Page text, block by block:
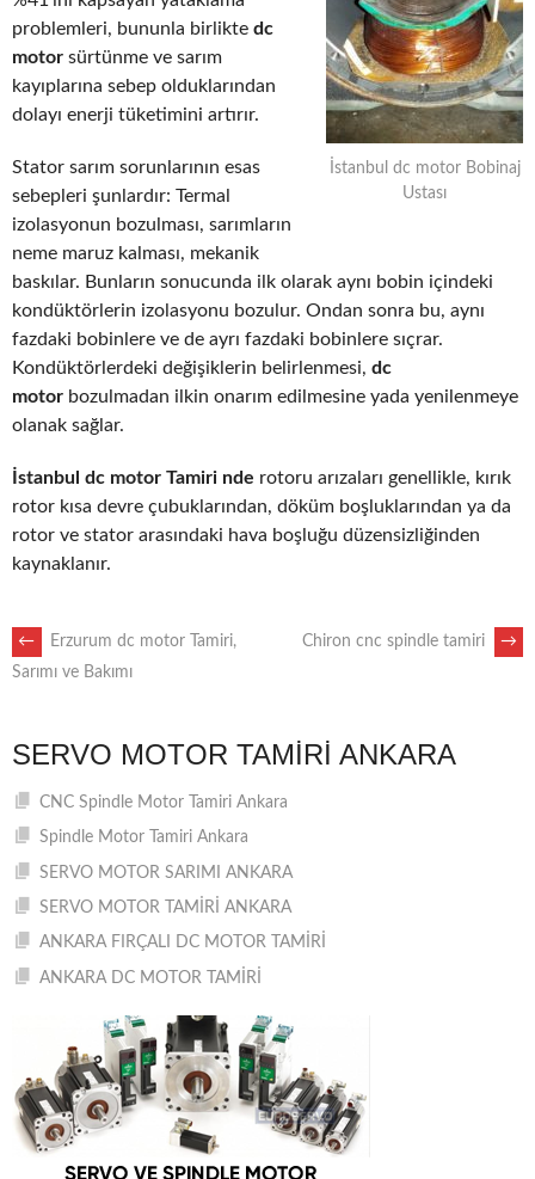
İstanbul dc motor Bobinaj
Ustası
problemleri, bununla birlikte dc
motor sürtünme ve sarım
kayıplarına sebep olduklarından
dolayı enerji tüketimini artırır.
Stator sarım sorunlarının esas
sebepleri şunlardır: Termal
izolasyonun bozulması, sarımların
neme maruz kalması, mekanik
baskılar. Bunların sonucunda ilk olarak aynı bobin içindeki
kondüktörlerin izolasyonu bozulur. Ondan sonra bu, aynı
fazdaki bobinlere ve de ayrı fazdaki bobinlere sıçrar.
Kondüktörlerdeki değişiklerin belirlenmesi, dc
motor bozulmadan ilkin onarım edilmesine yada yenilenmeye
olanak sağlar.
İstanbul dc motor Tamiri nde rotoru arızaları genellikle, kırık
rotor kısa devre çubuklarından, döküm boşluklarından ya da
rotor ve stator arasındaki hava boşluğu düzensizliğinden
kaynaklanır.
POST
←
Erzurum dc motor Tamiri,
Sarımı ve Bakımı
Chiron cnc spindle tamiri →
SERVO MOTOR TAMIRI ANKARA
CNC Spindle Motor Tamiri Ankara
Spindle Motor Tamiri Ankara
SERVO MOTOR SARIMI ANKARA
SERVO MOTOR TAMİRİ ANKARA
ANKARA FIRÇALI DC MOTOR TAMİRİ
ANKARA DC MOTOR TAMİRİ